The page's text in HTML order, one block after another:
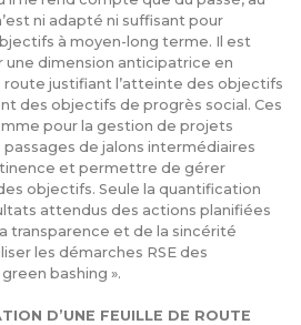
ni adapté ni suffisant pour
à moyen-long terme. Il est
une dimension anticipatrice en
route justifiant l’atteinte des objectifs
des objectifs de progrès social. Ces
pour la gestion de projets
de jalons intermédiaires
et permettre de gérer
objectifs. Seule la quantification
attendus des actions planifiées
transparence et de la sincérité
les démarches RSE des
bashing ».
D’UNE FEUILLE DE ROUTE